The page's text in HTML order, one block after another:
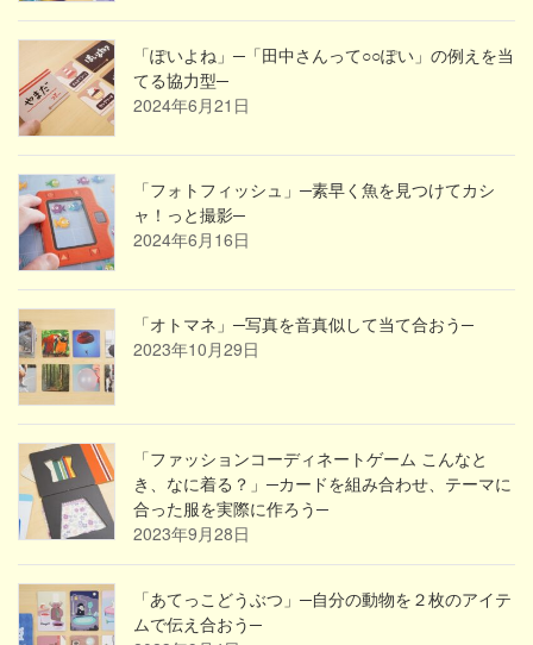
「ぽいよね」─「田中さんって○○ぽい」の例えを当
てる協力型─
2024年6月21日
「フォトフィッシュ」─素早く魚を見つけてカシ
ャ！っと撮影─
2024年6月16日
「オトマネ」─写真を音真似して当て合おう─
2023年10月29日
「ファッションコーディネートゲーム こんなと
き、なに着る？」─カードを組み合わせ、テーマに
合った服を実際に作ろう─
2023年9月28日
「あてっこどうぶつ」─自分の動物を２枚のアイテ
ムで伝え合おう─